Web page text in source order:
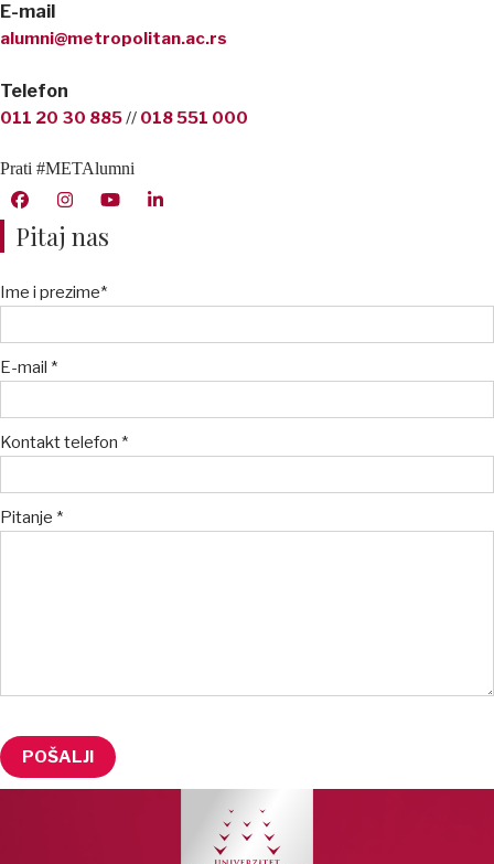
E-mail
alumni@metropolitan.ac.rs
Telefon
011 20 30 885// 018 551 000
Prati #METAlumni
Pitaj nas
Ime i prezime*
E-mail *
Kontakt telefon *
Pitanje *